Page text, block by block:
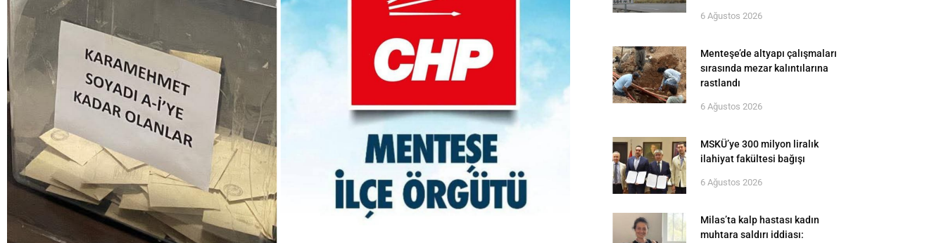
6 Ağustos 2026
Menteşe’de altyapı çalışmaları
sırasında mezar kalıntılarına
rastlandı
6 Ağustos 2026
MSKÜ’ye 300 milyon liralık
ilahiyat fakültesi bağışı
6 Ağustos 2026
Milas’ta kalp hastası kadın
muhtara saldırı iddiası: